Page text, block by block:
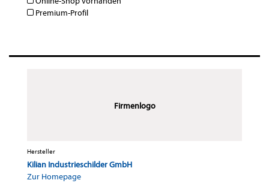
Premium-Profil
Firmenlogo
Hersteller
Kilian Industrieschilder GmbH
Zur Homepage